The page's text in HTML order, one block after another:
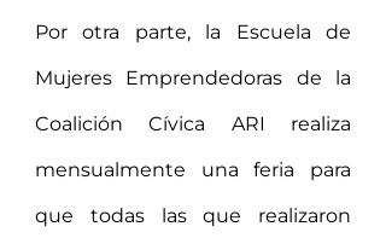
Por otra parte, la Escuela de
Mujeres Emprendedoras de la
Coalición Cívica ARI realiza
mensualmente una feria para
que todas las que realizaron